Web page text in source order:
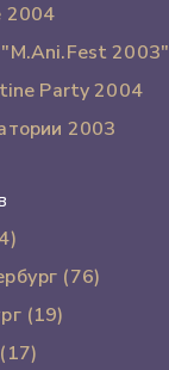
2004
2003"
Party 2004
2003
(76)
(19)